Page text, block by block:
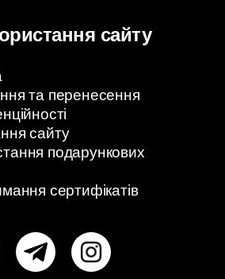
сайту
та перенесення
сайту
подарункових
сертифікатів